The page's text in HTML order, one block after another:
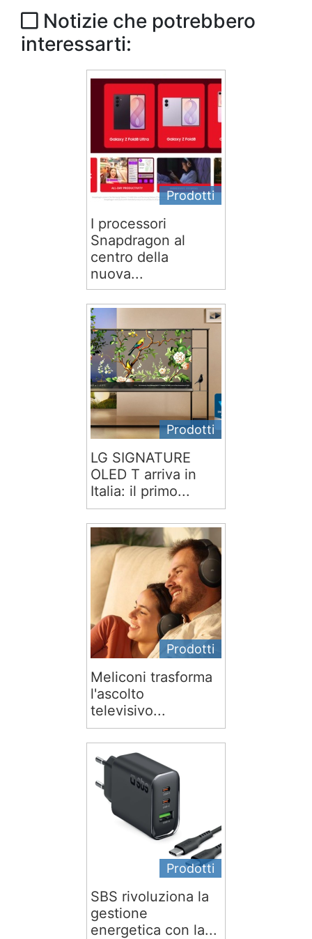
Notizie che potrebbero
interessarti:
Prodotti
I processori
Snapdragon al
centro della
nuova...
Prodotti
LG SIGNATURE
OLED T arriva in
Italia: il primo...
Prodotti
Meliconi trasforma
l'ascolto
televisivo...
Prodotti
SBS rivoluziona la
gestione
energetica con la...